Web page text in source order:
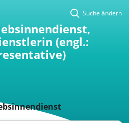
Suche ändern
(engl.: